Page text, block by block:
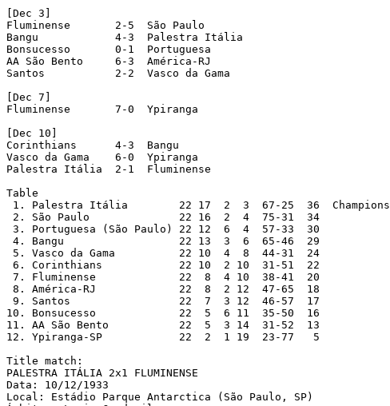
[Dec 3]
Fluminense       2-5  São Paulo
Bangu            4-3  Palestra Itália
Bonsucesso       0-1  Portuguesa
AA São Bento     6-3  América-RJ
Santos           2-2  Vasco da Gama
[Dec 7]
Fluminense       7-0  Ypiranga
[Dec 10]
Corinthians      4-3  Bangu
Vasco da Gama    6-0  Ypiranga
Palestra Itália  2-1  Fluminense
Table
1. Palestra Itália        22 17  2  3  67-25  36  Champions
2. São Paulo              22 16  2  4  75-31  34
3. Portuguesa (São Paulo) 22 12  6  4  57-33  30
4. Bangu                  22 13  3  6  65-46  29
5. Vasco da Gama          22 10  4  8  44-31  24
6. Corinthians            22 10  2 10  31-51  22
7. Fluminense             22  8  4 10  38-41  20
8. América-RJ             22  8  2 12  47-65  18
9. Santos                 22  7  3 12  46-57  17
10. Bonsucesso             22  5  6 11  35-50  16
11. AA São Bento           22  5  3 14  31-52  13
12. Ypiranga-SP            22  2  1 19  23-77   5
Title match:
PALESTRA ITÁLIA 2x1 FLUMINENSE
Data: 10/12/1933
Local: Estádio Parque Antarctica (São Paulo, SP)